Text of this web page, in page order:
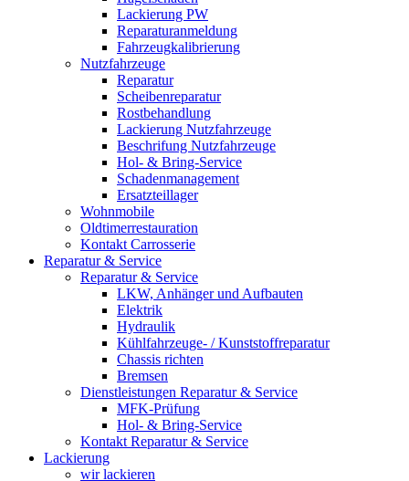
Lackierung PW
Reparaturanmeldung
Fahrzeugkalibrierung
Nutzfahrzeuge
Reparatur
Scheibenreparatur
Rostbehandlung
Lackierung Nutzfahrzeuge
Beschrifung Nutzfahrzeuge
Hol- & Bring-Service
Schadenmanagement
Ersatzteillager
Wohnmobile
Oldtimerrestauration
Kontakt Carrosserie
Reparatur & Service
Reparatur & Service
LKW, Anhänger und Aufbauten
Elektrik
Hydraulik
Kühlfahrzeuge- / Kunststoffreparatur
Chassis richten
Bremsen
Dienstleistungen Reparatur & Service
MFK-Prüfung
Hol- & Bring-Service
Kontakt Reparatur & Service
Lackierung
wir lackieren